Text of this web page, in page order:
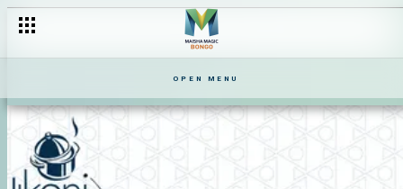
OPEN MENU